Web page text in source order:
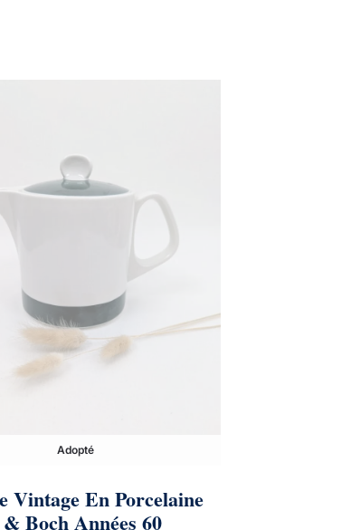
Adopté
Vintage En Porcelaine
Boch Années 60